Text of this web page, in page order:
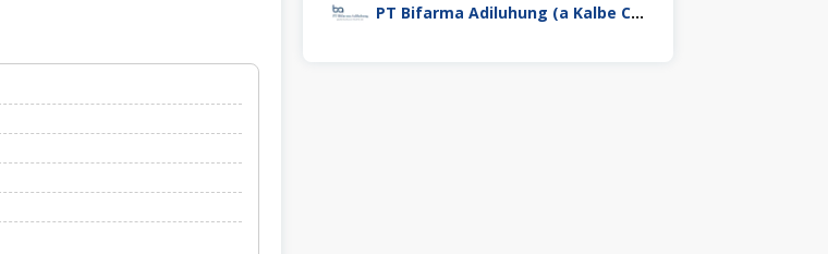
PT Bifarma Adiluhung (a Kalbe Company)